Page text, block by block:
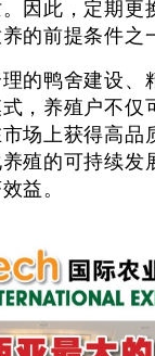
因此，定期更
的前提条件之
的鸭舍建设、
，养殖户不仅
场上获得高品
殖的可持续发
益。